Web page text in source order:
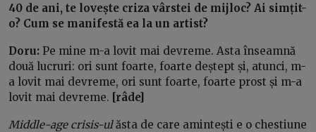
40 de ani, te lovește criza vârstei de mijloc? Ai simțit-
o? Cum se manifestă ea la un artist?
Doru: Pe mine m-a lovit mai devreme. Asta înseamnă
două lucruri: ori sunt foarte, foarte deștept și, atunci, m-
a lovit mai devreme, ori sunt foarte, foarte prost și m-a
lovit mai devreme. [râde]
Middle-age crisis-ulăsta de care amintești e o chestiune